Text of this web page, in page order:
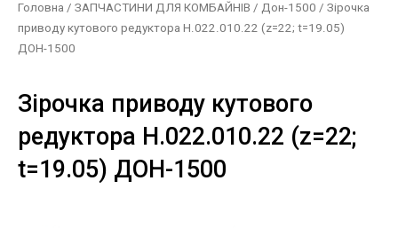
Головна / ЗАПЧАСТИНИ ДЛЯ КОМБАЙНІВ / Дон-1500 / Зірочка
приводу кутового редуктора Н.022.010.22 (z=22; t=19.05)
ДОН-1500
Зірочка приводу кутового
редуктора Н.022.010.22 (z=22;
t=19.05) ДОН-1500